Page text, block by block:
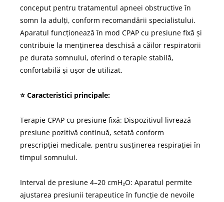
conceput pentru tratamentul apneei obstructive în
somn la adulți, conform recomandării specialistului.
Aparatul funcționează în mod CPAP cu presiune fixă și
contribuie la menținerea deschisă a căilor respiratorii
pe durata somnului, oferind o terapie stabilă,
confortabilă și ușor de utilizat.
⭐ Caracteristici principale:
Terapie CPAP cu presiune fixă: Dispozitivul livrează
presiune pozitivă continuă, setată conform
prescripției medicale, pentru susținerea respirației în
timpul somnului.
Interval de presiune 4–20 cmH₂O: Aparatul permite
ajustarea presiunii terapeutice în funcție de nevoile